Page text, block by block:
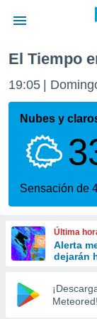
de
por
que se
calidad.
a este
las
y
forma
digital
basada
El Tiempo
19:05
Nubes y
Sensación de
Última
Alerta
dejarán
Meteored!